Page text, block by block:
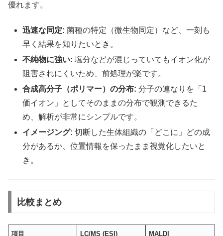
優れます。
迅速な同定: 菌種の特定（微生物同定）など、一刻も
早く結果を知りたいとき。
不純物に強い: 塩分などが混じっていてもイオン化が
阻害されにくいため、前処理が楽です。
合成高分子（ポリマー）の分布: 分子の連なりを「1
価イオン」としてそのままの分布で観測できるた
め、解析が非常にシンプルです。
イメージング: 切断した生体組織の「どこに」どの成
分があるか、位置情報を保ったまま視覚化したいと
き。
比較まとめ
項目 LC/MS (ESI) MALDI